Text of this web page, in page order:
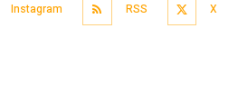
Instagram RSS X